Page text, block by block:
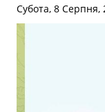
Субота, 8 Серпня,